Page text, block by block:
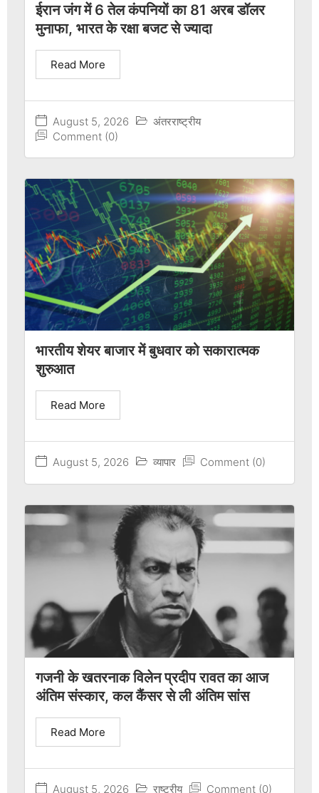
ईरान जंग में 6 तेल कंपनियों का 81 अरब डॉलर
मुनाफा, भारत के रक्षा बजट से ज्यादा
August 5, 2026
अंतरराष्ट्रीय
Comment (0)
Read More
भारतीय शेयर बाजार में बुधवार को सकारात्मक
शुरुआत
August 5, 2026 व्यापार Comment (0)
Read More
गजनी के खतरनाक विलेन प्रदीप रावत का आज
अंतिम संस्कार, कल कैंसर से ली अंतिम सांस
August 5, 2026 राष्ट्रीय Comment (0)
Read More